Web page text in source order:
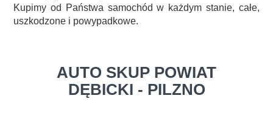
Kupimy od Państwa samochód w każdym stanie, całe,
uszkodzone i powypadkowe.
AUTO SKUP POWIAT
DĘBICKI - PILZNO